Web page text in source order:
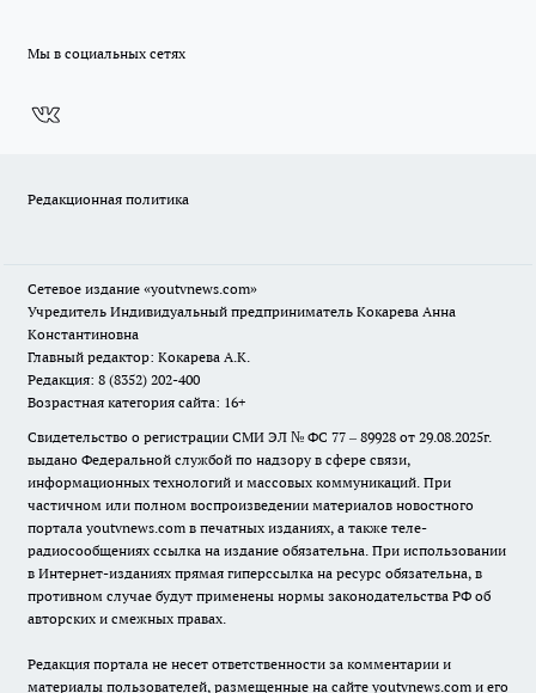
Мы в социальных сетях
Редакционная политика
Сетевое издание «youtvnews.com»
Учредитель Индивидуальный предприниматель Кокарева Анна
Константиновна
Главный редактор: Кокарева А.К.
Редакция: 8 (8352) 202-400
Возрастная категория сайта: 16+
Свидетельство о регистрации СМИ ЭЛ № ФС 77 – 89928 от 29.08.2025г.
выдано Федеральной службой по надзору в сфере связи,
информационных технологий и массовых коммуникаций. При
частичном или полном воспроизведении материалов новостного
портала youtvnews.com в печатных изданиях, а также теле-
радиосообщениях ссылка на издание обязательна. При использовании
в Интернет-изданиях прямая гиперссылка на ресурс обязательна, в
противном случае будут применены нормы законодательства РФ об
авторских и смежных правах.
Редакция портала не несет ответственности за комментарии и
материалы пользователей, размещенные на сайте youtvnews.com и его